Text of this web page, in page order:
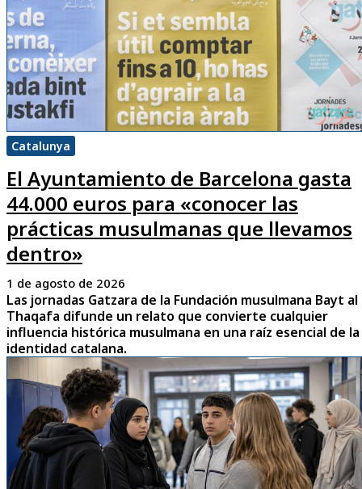
Catalunya
El Ayuntamiento de Barcelona gasta
44.000 euros para «conocer las
prácticas musulmanas que llevamos
dentro»
1 de agosto de 2026
Las jornadas Gatzara de la Fundación musulmana Bayt al
Thaqafa difunde un relato que convierte cualquier
influencia histórica musulmana en una raíz esencial de la
identidad catalana.